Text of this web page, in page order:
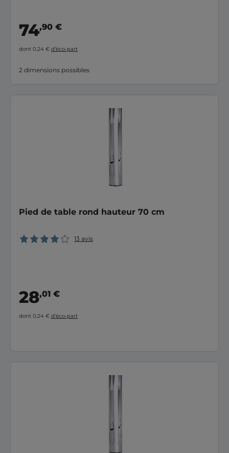
74,90 €
dont 0,24 € d’éco-part
2 dimensions possibles
Pied de table rond hauteur 70 cm
13 avis
28,01 €
dont 0,24 € d’éco-part